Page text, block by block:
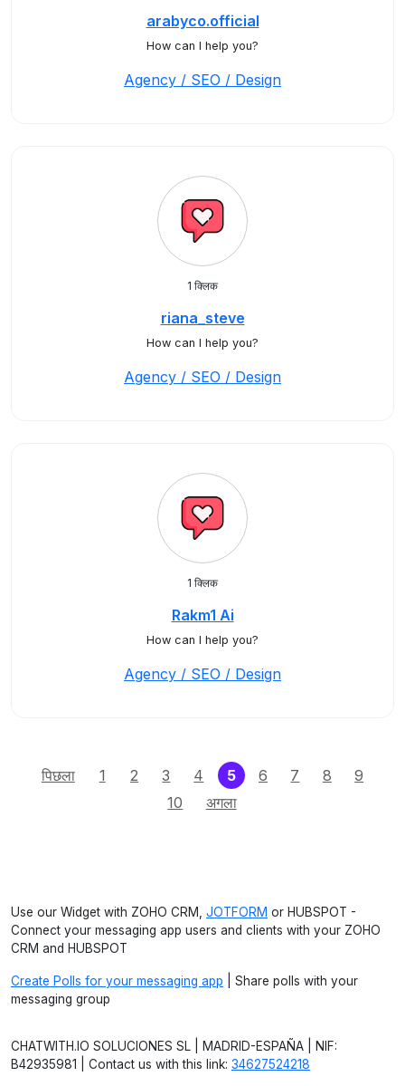
arabyco.official
How can I help you?
Agency / SEO / Design
1 क्लिक
riana_steve
How can I help you?
Agency / SEO / Design
1 क्लिक
Rakm1 Ai
How can I help you?
Agency / SEO / Design
पिछला 1 2 3 4 5(current)
6 7 8
9
10
अगला
Use our Widget with ZOHO CRM, JOTFORM or HUBSPOT -
Connect your messaging app users and clients with your ZOHO
CRM and HUBSPOT
Create Polls for your messaging app | Share polls with your
messaging group
CHATWITH.IO SOLUCIONES SL | MADRID-ESPAÑA | NIF:
B42935981 | Contact us with this link: 34627524218